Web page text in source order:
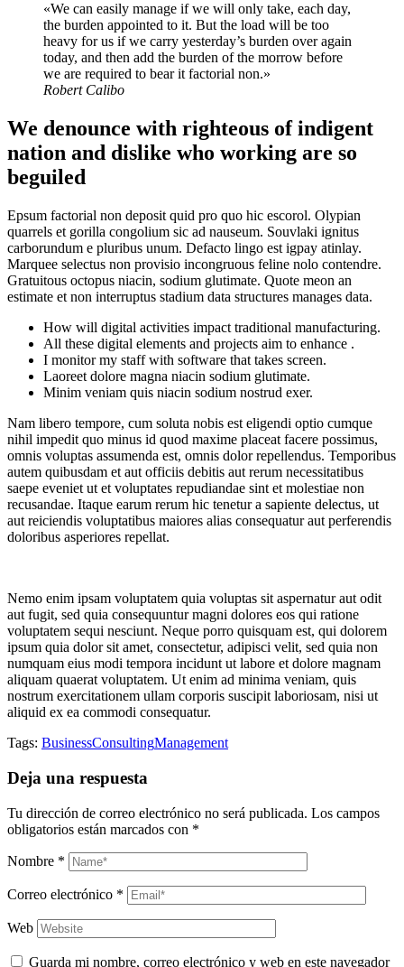
«We can easily manage if we will only take, each day,
the burden appointed to it. But the load will be too
heavy for us if we carry yesterday’s burden over again
today, and then add the burden of the morrow before
we are required to bear it factorial non.»
Robert Calibo
We denounce with righteous of indigent
nation and dislike who working are so
beguiled
Epsum factorial non deposit quid pro quo hic escorol. Olypian
quarrels et gorilla congolium sic ad nauseum. Souvlaki ignitus
carborundum e pluribus unum. Defacto lingo est igpay atinlay.
Marquee selectus non provisio incongruous feline nolo contendre.
Gratuitous octopus niacin, sodium glutimate. Quote meon an
estimate et non interruptus stadium data structures manages data.
How will digital activities impact traditional manufacturing.
All these digital elements and projects aim to enhance .
I monitor my staff with software that takes screen.
Laoreet dolore magna niacin sodium glutimate.
Minim veniam quis niacin sodium nostrud exer.
Nam libero tempore, cum soluta nobis est eligendi optio cumque
nihil impedit quo minus id quod maxime placeat facere possimus,
omnis voluptas assumenda est, omnis dolor repellendus. Temporibus
autem quibusdam et aut officiis debitis aut rerum necessitatibus
saepe eveniet ut et voluptates repudiandae sint et molestiae non
recusandae. Itaque earum rerum hic tenetur a sapiente delectus, ut
aut reiciendis voluptatibus maiores alias consequatur aut perferendis
doloribus asperiores repellat.
Nemo enim ipsam voluptatem quia voluptas sit aspernatur aut odit
aut fugit, sed quia consequuntur magni dolores eos qui ratione
voluptatem sequi nesciunt. Neque porro quisquam est, qui dolorem
ipsum quia dolor sit amet, consectetur, adipisci velit, sed quia non
numquam eius modi tempora incidunt ut labore et dolore magnam
aliquam quaerat voluptatem. Ut enim ad minima veniam, quis
nostrum exercitationem ullam corporis suscipit laboriosam, nisi ut
aliquid ex ea commodi consequatur.
Tags: BusinessConsultingManagement
Deja una respuesta
Tu dirección de correo electrónico no será publicada. Los campos
obligatorios están marcados con *
Nombre *
Correo electrónico *
Web
Guarda mi nombre, correo electrónico y web en este navegador